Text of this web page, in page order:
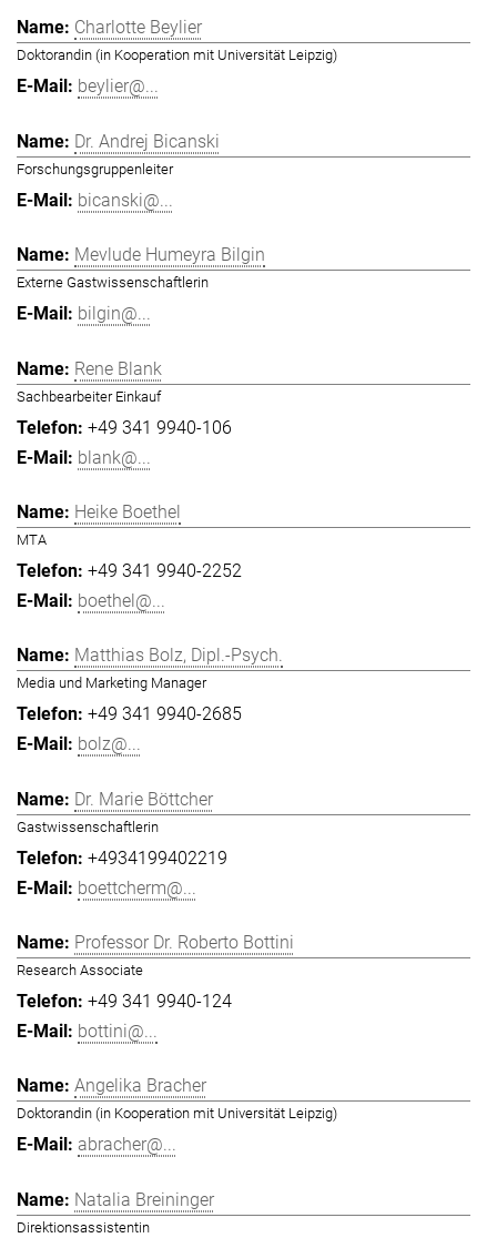
Charlotte Beylier
Doktorandin (in Kooperation mit Universität Leipzig)
beylier@...
Dr. Andrej Bicanski
Forschungsgruppenleiter
bicanski@...
Mevlude Humeyra Bilgin
Externe Gastwissenschaftlerin
bilgin@...
Rene Blank
Sachbearbeiter Einkauf
+49 341 9940-106
blank@...
Heike Boethel
MTA
+49 341 9940-2252
boethel@...
Matthias Bolz, Dipl.-Psych.
Media und Marketing Manager
+49 341 9940-2685
bolz@...
Dr. Marie Böttcher
Gastwissenschaftlerin
+4934199402219
boettcherm@...
Professor Dr. Roberto Bottini
Research Associate
+49 341 9940-124
bottini@...
Angelika Bracher
Doktorandin (in Kooperation mit Universität Leipzig)
abracher@...
Natalia Breininger
Direktionsassistentin